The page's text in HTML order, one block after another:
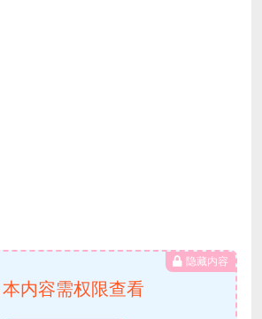
隐藏内容
本内容需权限查看